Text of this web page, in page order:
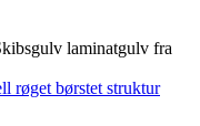
laminatgulv fra